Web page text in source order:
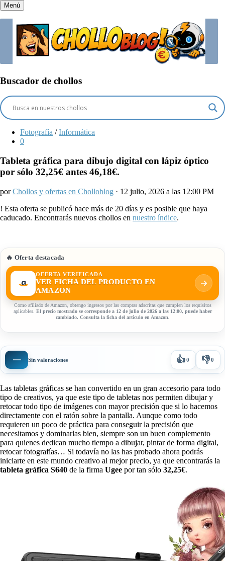
Menú
Buscador de chollos
Fotografía / Informática
0
Tableta gráfica para dibujo digital con lápiz óptico
por sólo 32,25€ antes 46,18€.
porChollos y ofertas en Cholloblog · 12 julio, 2026 a las 12:00 PM
! Esta oferta se publicó hace más de 20 días y es posible que haya
caducado. Encontrarás nuevos chollos en nuestro índice.
🔥 Oferta destacada
OFERTA VERIFICADA
VER FICHA DEL PRODUCTO EN
AMAZON
Como afiliado de Amazon, obtengo ingresos por las compras adscritas que cumplen los requisitos
aplicables. El precio mostrado se corresponde a 12 de julio de 2026 a las 12:00, puede haber
cambiado. Consulta la ficha del artículo en Amazon.
— Sin valoraciones 👍0 👎0
Las tabletas gráficas se han convertido en un gran accesorio para todo
tipo de creativos, ya que este tipo de tabletas nos permiten dibujar y
retocar todo tipo de imágenes con mayor precisión que si lo hacemos
directamente con el ratón sobre la pantalla. Aunque como todo
requieren un poco de práctica para conseguir la precisión que
necesitamos y dominarlas bien, siempre son un buen complemento
para quienes dedican mucho tiempo a dibujar, pintar de forma digital,
retocar fotografías… Si todavía no las has probado ahora podrás
iniciarte en este mundo creativo al mejor precio, ya que encontrarás la
tableta gráfica S640 de la firma Ugee por tan sólo 32,25€.